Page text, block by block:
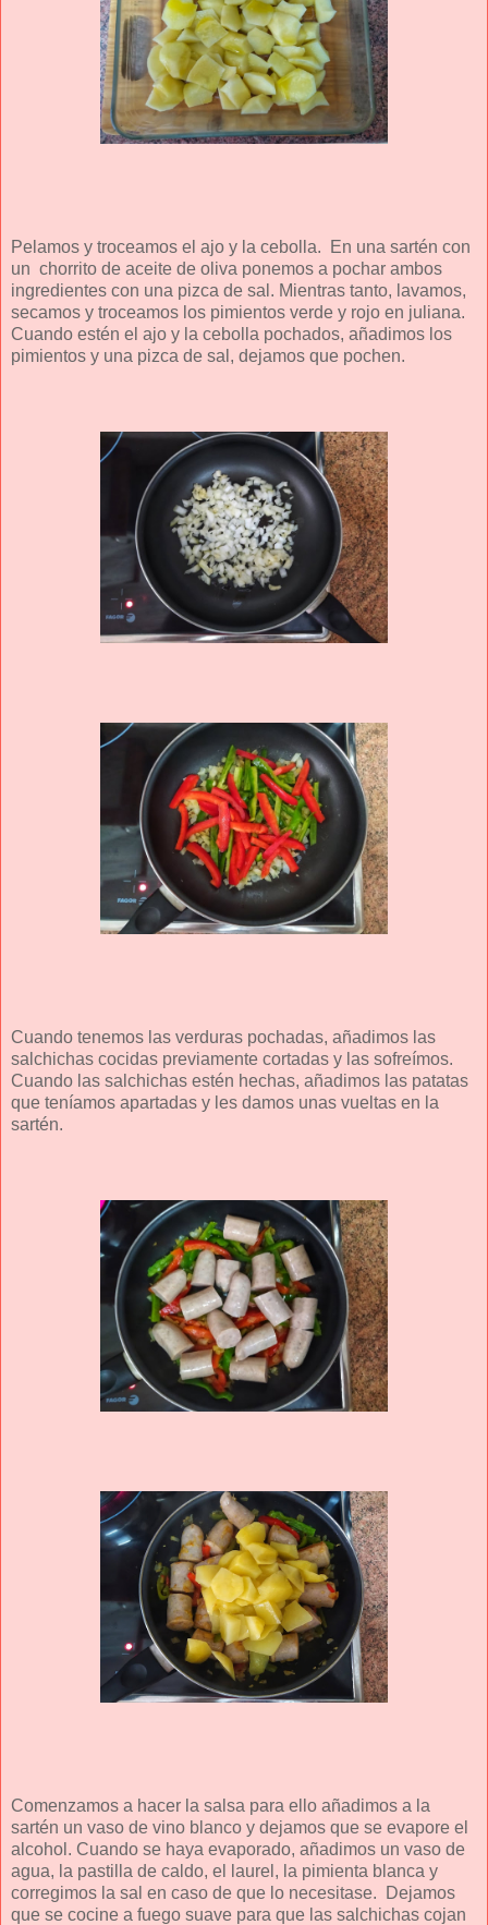
Pelamos y troceamos el ajo y la cebolla.
En una sartén con
un chorrito de aceite de oliva ponemos a pochar ambos
ingredientes con una pizca de sal. Mientras tanto, lavamos,
secamos y troceamos los pimientos verde y rojo en juliana.
Cuando estén el ajo y la cebolla pochados, añadimos los
pimientos y una pizca de sal, dejamos que pochen.
Cuando tenemos las verduras pochadas, añadimos las
salchichas cocidas previamente cortadas y las sofreímos.
Cuando las salchichas estén hechas, añadimos las patatas
que teníamos apartadas y les damos unas vueltas en la
sartén.
Comenzamos a hacer la salsa para ello añadimos a la
sartén un vaso de vino blanco y dejamos que se evapore el
alcohol. Cuando se haya evaporado, añadimos un vaso de
agua, la pastilla de caldo, el laurel, la pimienta blanca y
corregimos la sal en caso de que lo necesitase.
Dejamos
que se cocine a fuego suave para que las salchichas cojan